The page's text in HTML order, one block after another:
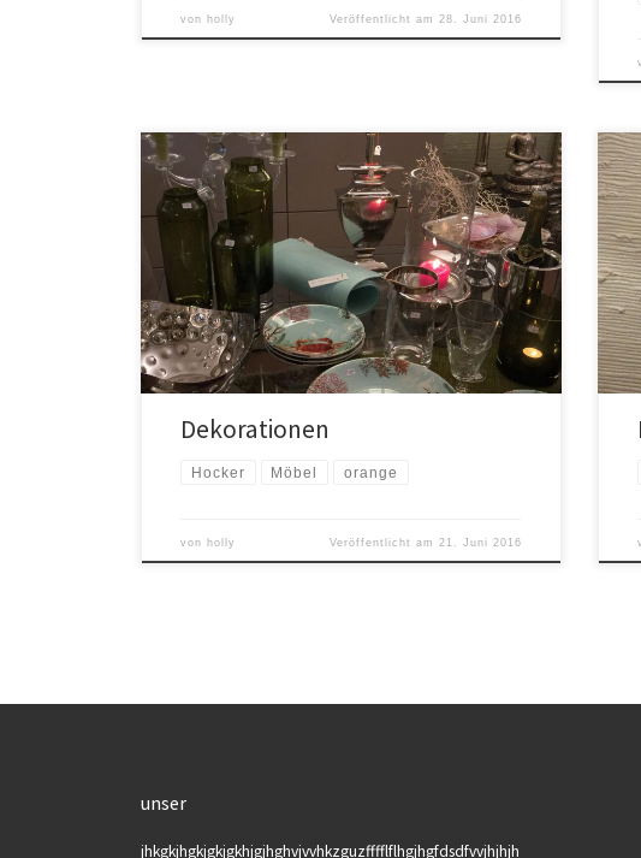
von holly Veröffentlicht am 28. Juni 2016
Dekorationen
Hocker Möbel orange
von holly Veröffentlicht am 21. Juni 2016
unser
jhkgkjhgkjgkjgkhjgjhghvjvvhkzguzfffflflhgjhgfdsdfvvjhjhjh